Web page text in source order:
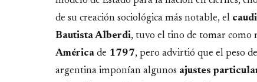
de su creación sociológica más notable, el
Bautista Alberdi, tuvo el tino de tomar como
América de 1797, pero advirtió que el peso
argentina imponían algunos ajustes